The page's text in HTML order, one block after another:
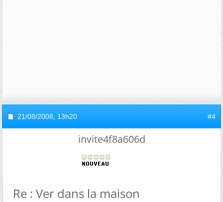
21/08/2008, 13h20 #4
invite4f8a606d
Re : Ver dans la maison